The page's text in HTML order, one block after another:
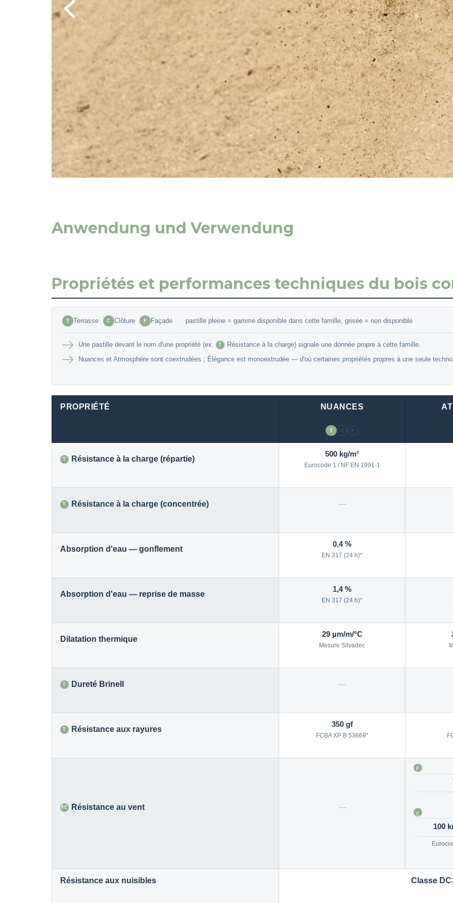
Previous
Anwendung und Verwendung
Propriétés et performances techniques du bois
T Terrasse C Clôture F Façade · pastille pleine = gamme disponible dans cette famille, grisée = non disponible
Une pastille devant le nom d'une propriété (ex. T
Résistance à la charge) signale une donnée propre à cette famille.
Nuances et Atmosphère sont coextrudées ; Élégance est monoextrudée — d'où certaines propriétés propres à une seule
PROPRIÉTÉ NUANCES
T C F
T Résistance à la charge (répartie)
500 kg/m²
Eurocode 1 / NF EN 1991-1
T Résistance à la charge (concentrée) —
Absorption d'eau — gonflement
0,4 %
EN 317 (24 h)*
Absorption d'eau — reprise de masse
1,4 %
EN 317 (24 h)*
Dilatation thermique
29 µm/m/°C
Mesure Silvadec
T Dureté Brinell —
T Résistance aux rayures
350 gf
FCBA XP B 53669*
FC Résistance au vent —
F
C
100
Résistance aux nuisibles Classe